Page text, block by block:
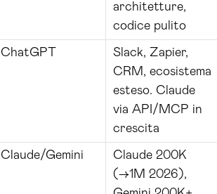
architetture,
codice pulito
ChatGPT
Slack, Zapier,
CRM, ecosistema
esteso. Claude
via API/MCP in
crescita
Claude/Gemini
Claude 200K
(→1M 2026),